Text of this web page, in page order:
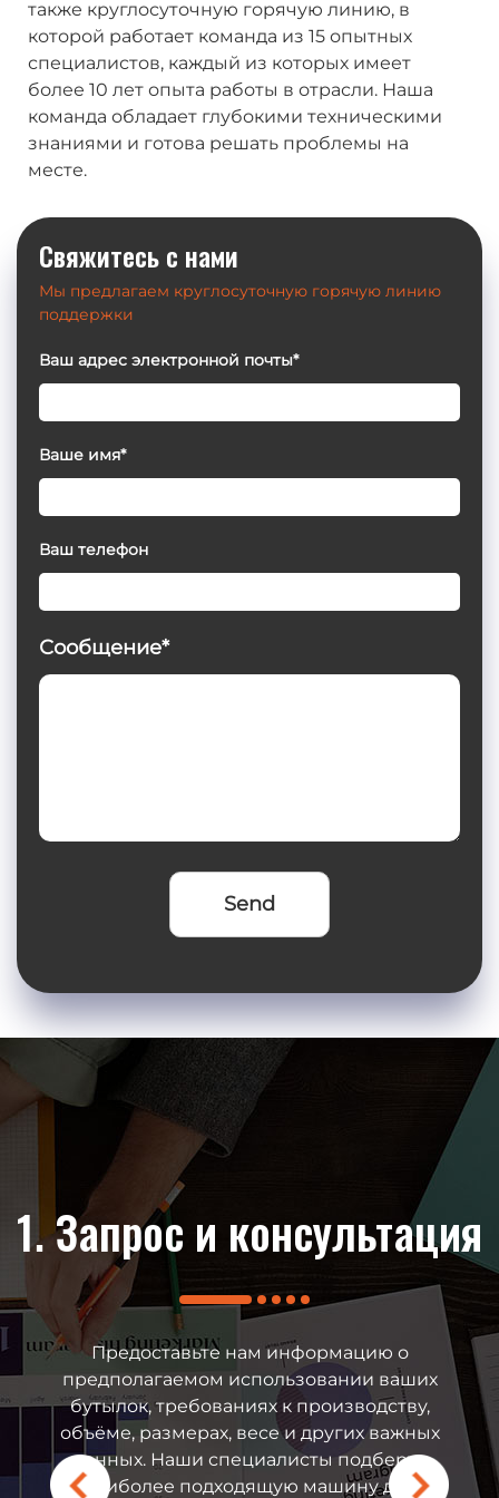
также круглосуточную горячую линию, в
которой работает команда из 15 опытных
специалистов, каждый из которых имеет
более 10 лет опыта работы в отрасли. Наша
команда обладает глубокими техническими
знаниями и готова решать проблемы на
месте.
Свяжитесь с нами
Мы предлагаем круглосуточную горячую линию
поддержки
Ваш адрес электронной почты*
Ваше имя*
Ваш телефон
Сообщение*
непредвиденных
оборудованием вы
с нашими
1. Запрос и консультация
Предоставьте нам информацию о
предполагаемом использовании ваших
бутылок, требованиях к производству,
объёме, размерах, весе и других важных
данных. Наши специалисты подберут
наиболее подходящую машину для
2.
На основе
предложим
включая